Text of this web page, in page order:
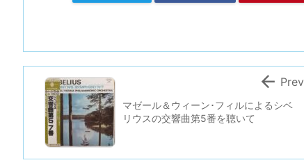
マゼール＆ウィーン･フィルによるシベ
リウスの交響曲第5番を聴いて
 Prev